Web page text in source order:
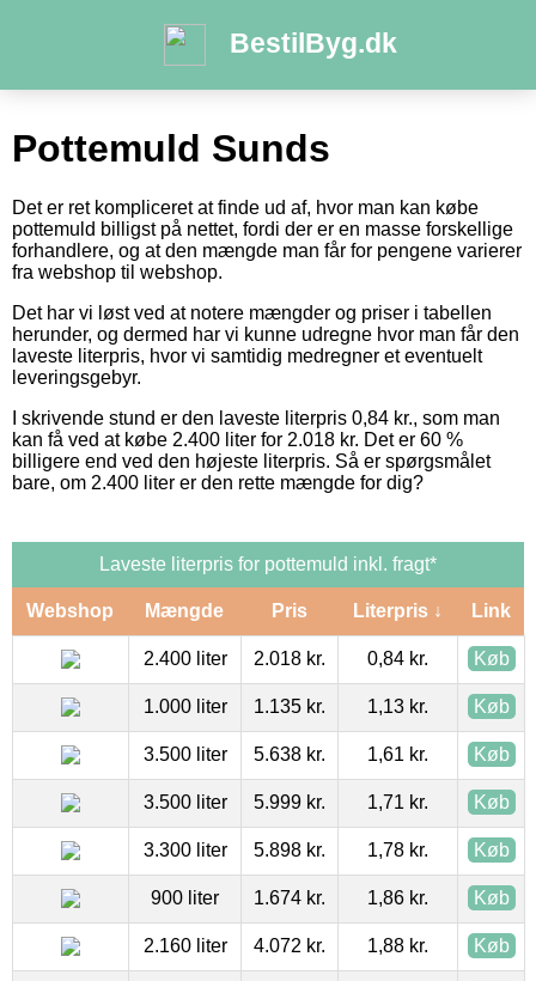
BestilByg.dk
Pottemuld Sunds
Det er ret kompliceret at finde ud af, hvor man kan købe
pottemuld billigst på nettet, fordi der er en masse forskellige
forhandlere, og at den mængde man får for pengene varierer
fra webshop til webshop.
Det har vi løst ved at notere mængder og priser i tabellen
herunder, og dermed har vi kunne udregne hvor man får den
laveste literpris, hvor vi samtidig medregner et eventuelt
leveringsgebyr.
I skrivende stund er den laveste literpris 0,84 kr., som man
kan få ved at købe 2.400 liter for 2.018 kr. Det er 60 %
billigere end ved den højeste literpris. Så er spørgsmålet
bare, om 2.400 liter er den rette mængde for dig?
Laveste literpris for pottemuld inkl. fragt*
Webshop Mængde Pris Literpris ↓ Link
2.400 liter 2.018 kr. 0,84 kr. Køb
1.000 liter 1.135 kr. 1,13 kr. Køb
3.500 liter 5.638 kr. 1,61 kr. Køb
3.500 liter 5.999 kr. 1,71 kr. Køb
3.300 liter 5.898 kr. 1,78 kr. Køb
900 liter 1.674 kr. 1,86 kr. Køb
2.160 liter 4.072 kr. 1,88 kr. Køb